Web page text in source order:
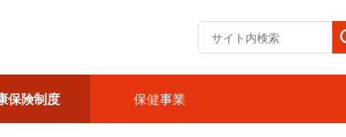
保険制度 保健事業